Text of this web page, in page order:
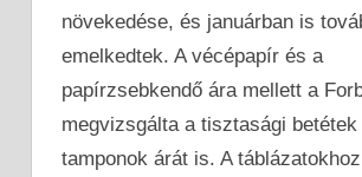
növekedése, és januárban is
emelkedtek. A vécépapír és a
papírzsebkendő ára mellett a
megvizsgálta a tisztasági betétek
tamponok árát is. A